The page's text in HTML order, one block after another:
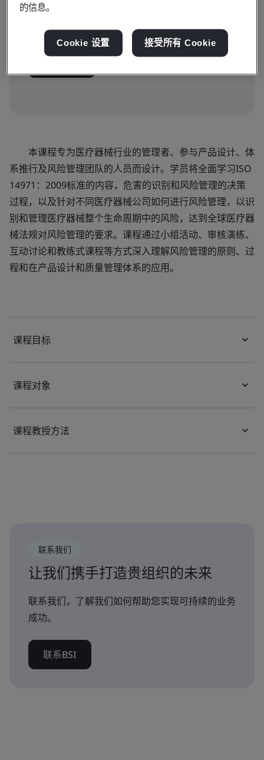
本课程专为医疗器械行业的管理者、参与产品设计、体
系推行及风险管理团队的人员而设计。学员将全面学习ISO
14971：2009标准的内容，危害的识别和风险管理的决策
过程，以及针对不同医疗器械公司如何进行风险管理，以识
别和管理医疗器械整个生命周期中的风险，达到全球医疗器
械法规对风险管理的要求。课程通过小组活动、审核演练、
互动讨论和教练式课程等方式深入理解风险管理的原则、过
程和在产品设计和质量管理体系的应用。
课程目标
课程对象
课程教授方法
联系我们
让我们携手打造贵组织的未来
联系我们，了解我们如何帮助您实现可持续的业务
成功。
联系BSI
的信息。
Cookie 设置 接受所有 Cookie